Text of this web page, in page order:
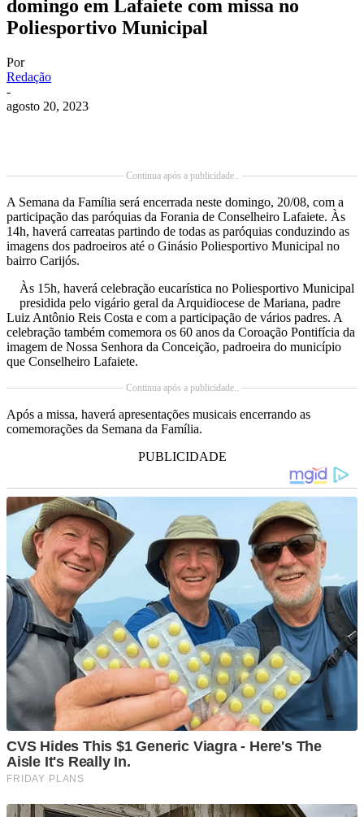
domingo em Lafaiete com missa no
Poliesportivo Municipal
Por
Redação
-
agosto 20, 2023
Continua após a publicidade..
A Semana da Família será encerrada neste domingo, 20/08, com a
participação das paróquias da Forania de Conselheiro Lafaiete. Às
14h, haverá carreatas partindo de todas as paróquias conduzindo as
imagens dos padroeiros até o Ginásio Poliesportivo Municipal no
bairro Carijós.
Às 15h, haverá celebração eucarística no Poliesportivo Municipal
presidida pelo vigário geral da Arquidiocese de Mariana, padre
Luiz Antônio Reis Costa e com a participação de vários padres. A
celebração também comemora os 60 anos da Coroação Pontifícia da
imagem de Nossa Senhora da Conceição, padroeira do município
que Conselheiro Lafaiete.
Continua após a publicidade..
Após a missa, haverá apresentações musicais encerrando as
comemorações da Semana da Família.
PUBLICIDADE